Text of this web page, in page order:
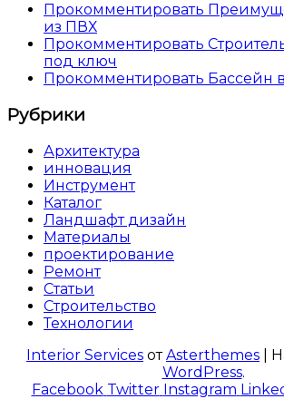
Прокомментировать
из ПВХ
Прокомментировать
под ключ
Прокомментировать Бассейн
Рубрики
Архитектура
инновация
Инструмент
Каталог
Ландшафт дизайн
Материалы
проектирование
Ремонт
Статьи
Строительство
Технологии
Interior Services отAsterthemes |
WordPress.
Facebook Twitter Instagram